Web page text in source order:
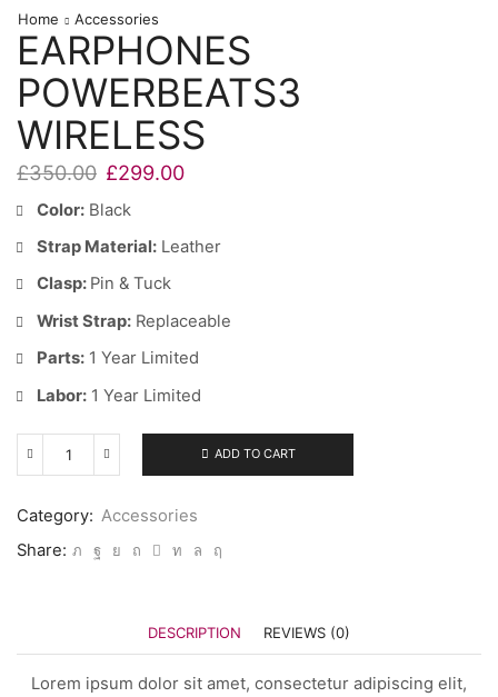
Home Accessories
EARPHONES
POWERBEATS3
WIRELESS
£350.00 £299.00
Color:Black
Strap Material:Leather
Clasp: Pin & Tuck
Wrist Strap:Replaceable
Parts:1 Year Limited
Labor:1 Year Limited
Earphones
quantity
ADD TO CART
Category: Accessories
Share:
DESCRIPTION REVIEWS (0)
Lorem ipsum dolor sit amet, consectetur adipiscing elit,